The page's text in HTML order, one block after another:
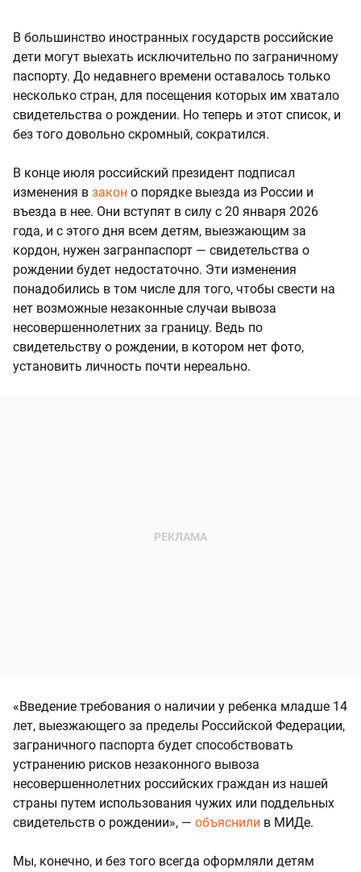
В большинство иностранных государств российские
дети могут выехать исключительно по заграничному
паспорту. До недавнего времени оставалось только
несколько стран, для посещения которых им хватало
свидетельства о рождении. Но теперь и этот список, и
без того довольно скромный, сократился.
В конце июля российский президент подписал
изменения в закон о порядке выезда из России и
въезда в нее. Они вступят в силу с 20 января 2026
года, и с этого дня всем детям, выезжающим за
кордон, нужен загранпаспорт — свидетельства о
рождении будет недостаточно. Эти изменения
понадобились в том числе для того, чтобы свести на
нет возможные незаконные случаи вывоза
несовершеннолетних за границу. Ведь по
свидетельству о рождении, в котором нет фото,
установить личность почти нереально.
«Введение требования о наличии у ребенка младше 14
лет, выезжающего за пределы Российской Федерации,
заграничного паспорта будет способствовать
устранению рисков незаконного вывоза
несовершеннолетних российских граждан из нашей
страны путем использования чужих или поддельных
свидетельств о рождении», — объяснили в МИДе.
Мы, конечно, и без того всегда оформляли детям